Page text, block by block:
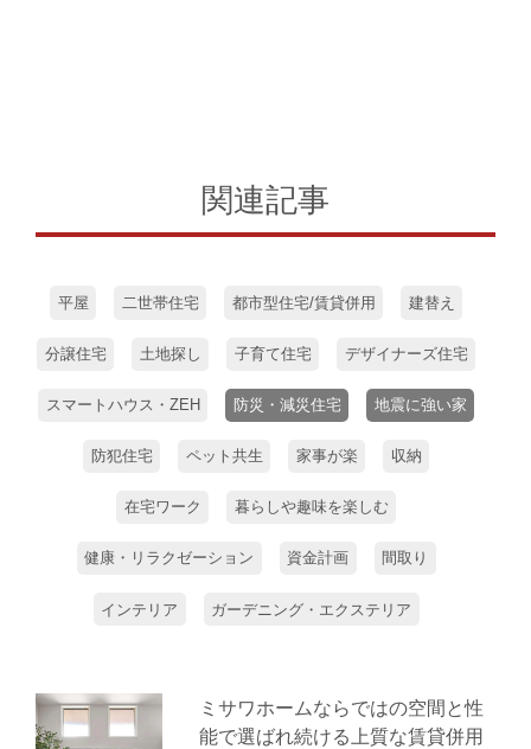
関連記事
平屋 二世帯住宅 都市型住宅/賃貸併用 建替え
分譲住宅 土地探し 子育て住宅 デザイナーズ住宅
スマートハウス・ZEH 防災・減災住宅 地震に強い家
防犯住宅 ペット共生 家事が楽 収納
在宅ワーク 暮らしや趣味を楽しむ
健康・リラクゼーション 資金計画 間取り
インテリア ガーデニング・エクステリア
ミサワホームならではの空間と性
能で選ばれ続ける上質な賃貸併用